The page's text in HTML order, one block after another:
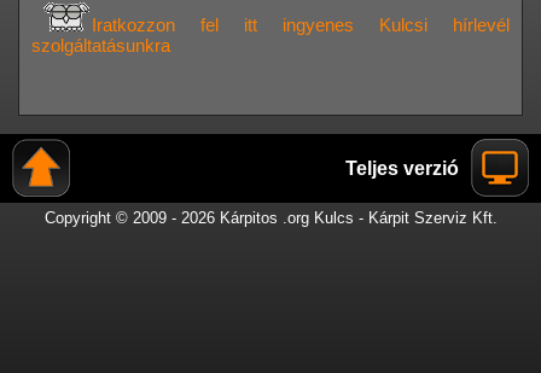
Iratkozzon fel itt ingyenes Kulcsi hírlevél
szolgáltatásunkra
Teljes verzió
Copyright © 2009 - 2026 Kárpitos .org Kulcs - Kárpit Szerviz Kft.